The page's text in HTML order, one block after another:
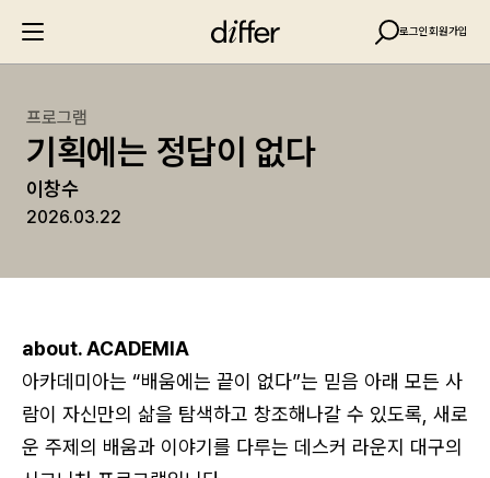
로그인회원가입
프로그램
기획에는 정답이 없다
이창수
2026.03.22
about. ACADEMIA
아카데미아는 “배움에는 끝이 없다”는 믿음 아래 모든 사
람이 자신만의 삶을 탐색하고 창조해나갈 수 있도록, 새로
운 주제의 배움과 이야기를 다루는 데스커 라운지 대구의